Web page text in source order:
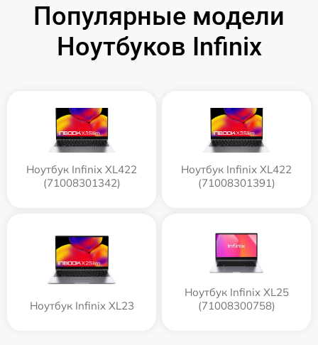
Популярные модели
Ноутбуков Infinix
Ноутбук Infinix XL422
(71008301342)
Ноутбук Infinix XL422
(71008301391)
Ноутбук Infinix XL23
Ноутбук Infinix XL25
(71008300758)